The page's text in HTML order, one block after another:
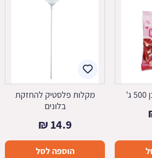
מקלות פלסטיק להחזקת
בלונים
14.9
₪
הוספה לסל